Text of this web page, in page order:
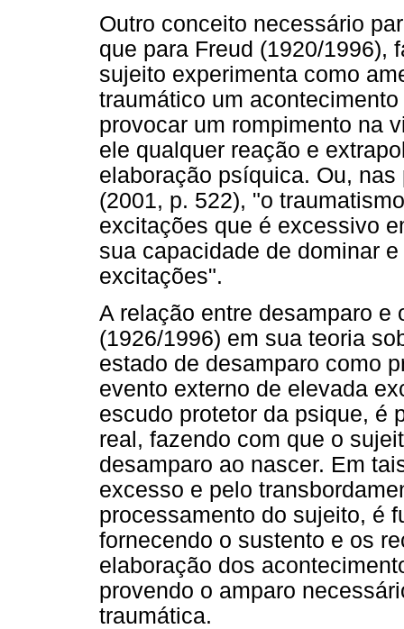
Outro conceito necessário
que para Freud (1920/1996),
sujeito experimenta como
traumático um
provocar um rompimento na
ele qualquer reação e
elaboração psíquica. Ou,
(2001, p. 522), "o
excitações que é excessivo
sua capacidade de dominar
excitações".
A relação entre desamparo e
(1926/1996) em sua teoria
estado de desamparo como
evento externo de elevada
escudo protetor da psique, é
real, fazendo com que o
desamparo ao nascer. Em
excesso e pelo
processamento do sujeito, é
fornecendo o sustento e os
elaboração dos
provendo o amparo
traumática.